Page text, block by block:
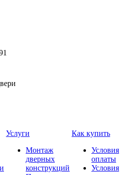
Услуги
Монтаж
дверных
конструкций
Как купить
Условия
оплаты
Условия